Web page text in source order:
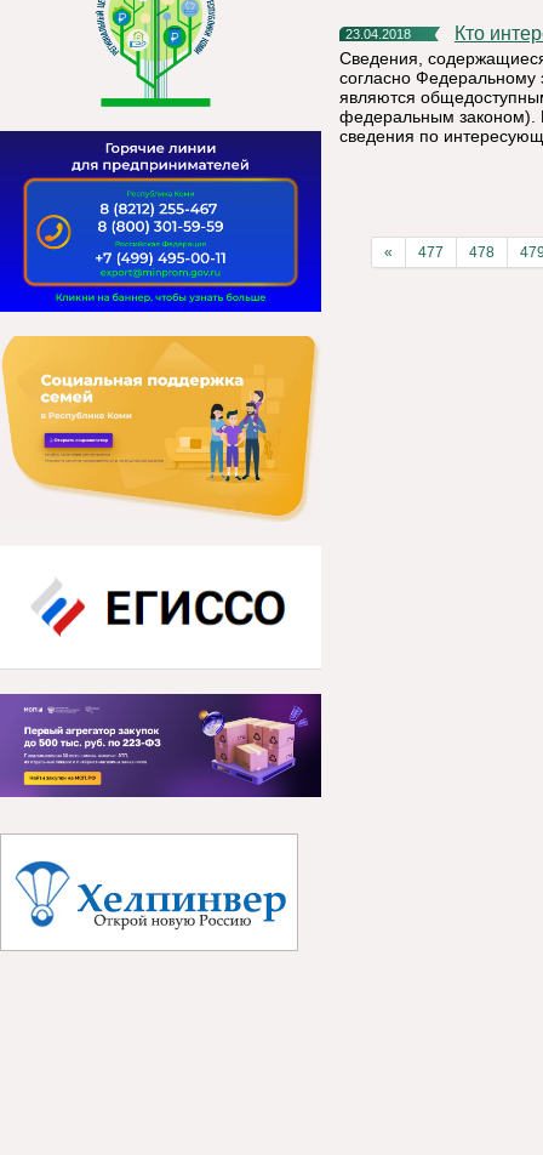
23.04.2018 Кто
Сведения,
согласно Федеральному
являются
федеральным законом).
сведения по
« 477 478